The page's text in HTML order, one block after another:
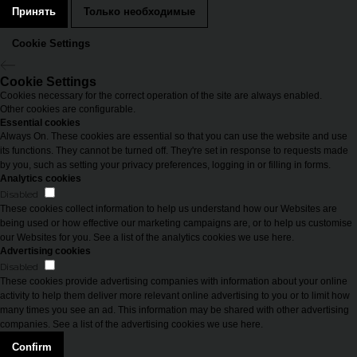
Принять Только необходимые
Cookie Settings
Cookie Settings
Cookies necessary for the correct operation of the site are always enabled.
Other cookies are configurable.
Essential cookies
Always On. These cookies are essential so that you can use the website and use
its functions. They cannot be turned off. They're set in response to requests made
by you, such as setting your privacy preferences, logging in or filling in forms.
Analytics cookies
Disabled
These cookies collect information to help us understand how our Websites are
being used or how effective our marketing campaigns are, or to help us customise
our Websites for you. See a list of the analytics cookies we use here.
Advertising cookies
Disabled
These cookies provide advertising companies with information about your online
activity to help them deliver more relevant online advertising to you or to limit how
many times you see an ad. This information may be shared with other advertising
companies. See a list of the advertising cookies we use here.
Confirm
Замечательное место. Очень
ответственный персонал, который